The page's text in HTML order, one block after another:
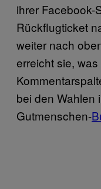
ihrer Facebook-
Rückflugticket
weiter nach
erreicht sie,
bei den Wahlen
Gutmenschen-